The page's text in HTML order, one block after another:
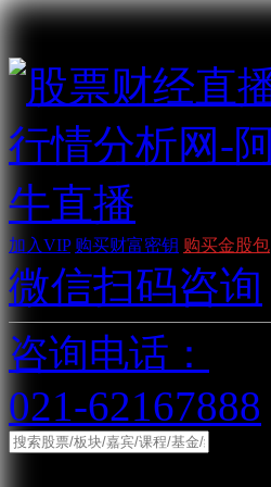
加入VIP 购买财富密钥 购买金股包
微信扫码咨询
咨询电话：
021-62167888